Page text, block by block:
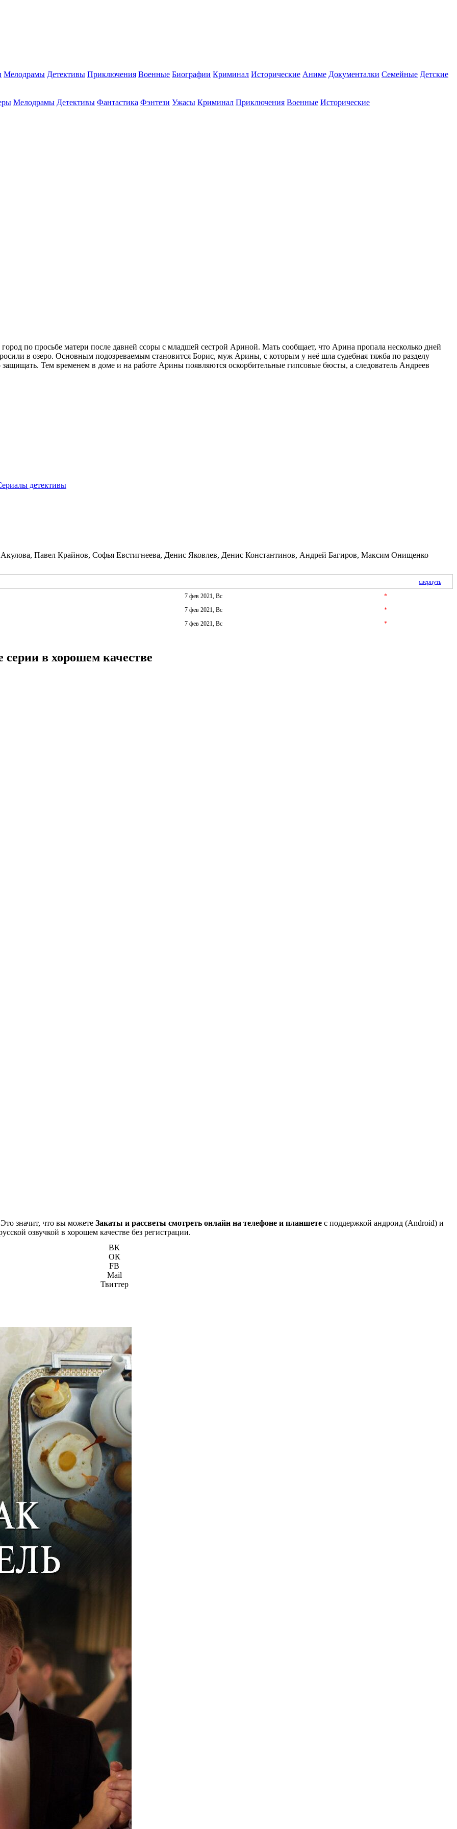
Мелодрамы Детективы Приключения Военные Биографии Криминал Исторические Аниме Документалки Семейные Детские
Мелодрамы Детективы Фантастика Фэнтези Ужасы Криминал Приключения Военные Исторические
по просьбе матери после давней ссоры с младшей сестрой Ариной. Мать сообщает, что Арина пропала несколько дней
в озеро. Основным подозреваемым становится Борис, муж Арины, с которым у неё шла судебная тяжба по разделу
Тем временем в доме и на работе Арины появляются оскорбительные гипсовые бюсты, а следователь Андреев
детективы
Павел Крайнов, Софья Евстигнеева, Денис Яковлев, Денис Константинов, Андрей Багиров, Максим Онищенко
свернуть
7 фев 2021, Вс
*
7 фев 2021, Вс
*
7 фев 2021, Вс *
в хорошем качестве
значит, что вы можете Закаты и рассветы смотреть онлайн на телефоне и планшете с поддержкой андроид (Android) и
озвучкой в хорошем качестве без регистрации.
ВК
ОК
FB
Mail
Твиттер